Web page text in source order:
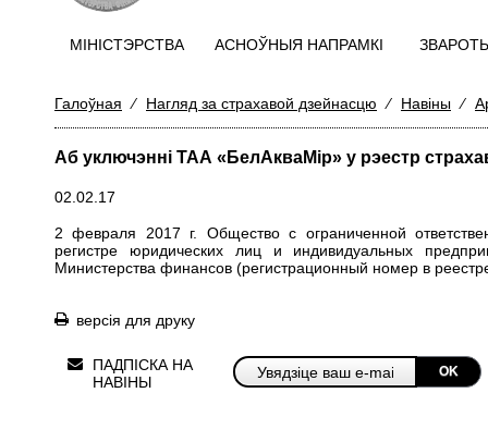
МIНIСТЭРСТВА АСНОЎНЫЯ НАПРАМКI
Галоўная ⁄ Нагляд за страхавой дзейнасцю ⁄ Навіны ⁄
Аб уключэнні ТАА «БелАкваМір» у рэестр
02.02.17
2 февраля 2017 г. Общество с ограниченной
регистре юридических лиц и индивидуальных
Министерства финансов (регистрационный номер в
версія для друку
ПАДПІСКА НА
НАВІНЫ
OK